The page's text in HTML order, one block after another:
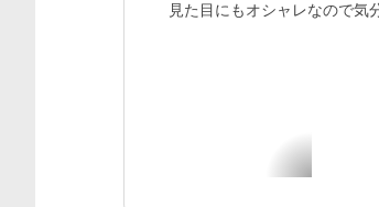
見た目にもオシャレなので気